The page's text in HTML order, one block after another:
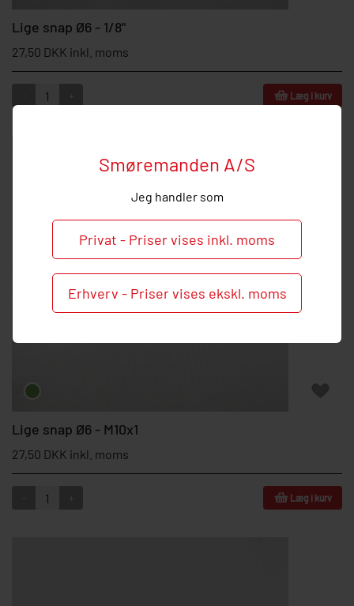
Smøremanden A/S
Jeg handler som
Privat - Priser vises inkl. moms
Erhverv - Priser vises ekskl. moms
Lige snap Ø6 - 1/8"
27,50 DKK inkl. moms
Læg i kurv
Lige snap Ø6 - M10x1
27,50 DKK inkl. moms
Læg i kurv